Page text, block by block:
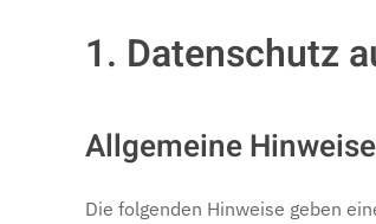
1. Datenschutz
Allgemeine Hinweise
Die folgenden Hinweise geben